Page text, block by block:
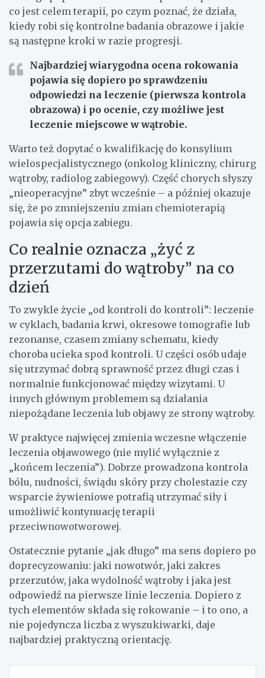
co jest celem terapii, po czym poznać, że działa,
kiedy robi się kontrolne badania obrazowe i jakie
są następne kroki w razie progresji.
Najbardziej wiarygodna ocena rokowania
pojawia się dopiero po sprawdzeniu
odpowiedzi na leczenie (pierwsza kontrola
obrazowa) i po ocenie, czy możliwe jest
leczenie miejscowe w wątrobie.
Warto też dopytać o kwalifikację do konsylium
wielospecjalistycznego (onkolog kliniczny, chirurg
wątroby, radiolog zabiegowy). Część chorych słyszy
„nieoperacyjne” zbyt wcześnie – a później okazuje
się, że po zmniejszeniu zmian chemioterapią
pojawia się opcja zabiegu.
Co realnie oznacza „żyć z
przerzutami do wątroby” na co
dzień
To zwykle życie „od kontroli do kontroli”: leczenie
w cyklach, badania krwi, okresowe tomografie lub
rezonanse, czasem zmiany schematu, kiedy
choroba ucieka spod kontroli. U części osób udaje
się utrzymać dobrą sprawność przez długi czas i
normalnie funkcjonować między wizytami. U
innych głównym problemem są działania
niepożądane leczenia lub objawy ze strony wątroby.
W praktyce najwięcej zmienia wczesne włączenie
leczenia objawowego (nie mylić wyłącznie z
„końcem leczenia”). Dobrze prowadzona kontrola
bólu, nudności, świądu skóry przy cholestazie czy
wsparcie żywieniowe potrafią utrzymać siły i
umożliwić kontynuację terapii
przeciwnowotworowej.
Ostatecznie pytanie „jak długo” ma sens dopiero po
doprecyzowaniu: jaki nowotwór, jaki zakres
przerzutów, jaka wydolność wątroby i jaka jest
odpowiedź na pierwsze linie leczenia. Dopiero z
tych elementów składa się rokowanie – i to ono, a
nie pojedyncza liczba z wyszukiwarki, daje
najbardziej praktyczną orientację.